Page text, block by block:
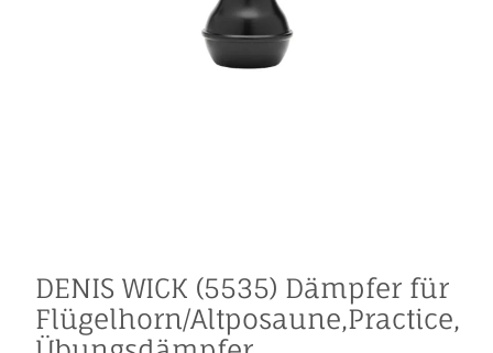
DENIS WICK (5535) Dämpfer für
Flügelhorn/Altposaune,Practice,